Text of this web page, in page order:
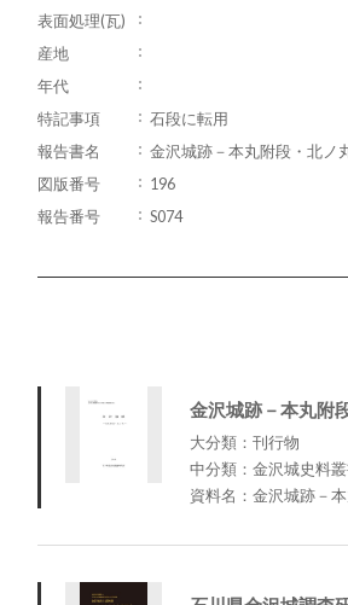
表面処理(瓦)
産地
年代
特記事項
石段に転用
報告書名
金沢城跡－本丸附段・北ノ
図版番号
196
報告番号
S074
金沢城跡－本丸附
大分類：刊行物
中分類：金沢城史料
資料名：金沢城跡－